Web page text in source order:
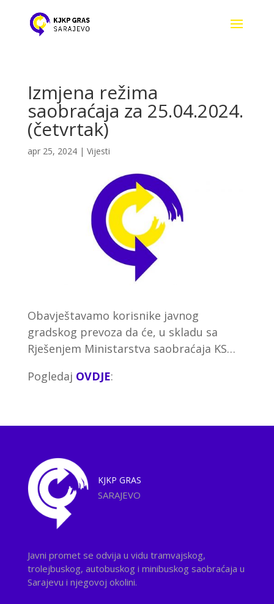
Izmjena režima
saobraćaja za 25.04.2024.
(četvrtak)
apr 25, 2024| Vijesti
Obavještavamo korisnike javnog
gradskog prevoza da će, u skladu sa
Rješenjem Ministarstva saobraćaja KS…
Pogledaj OVDJE:
KJKP GRAS
SARAJEVO
Javni promet se odvija u vidu tramvajskog,
trolejbuskog, autobuskog i minibuskog saobraćaja u
Sarajevu i njegovoj okolini.